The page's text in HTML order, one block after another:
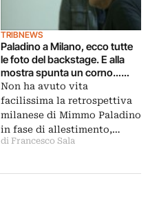
TRIBNEWS
Paladino a Milano, ecco tutte
le foto del backstage. E alla
mostra spunta un corno…
rubato!
Non ha avuto vita
facilissima la retrospettiva
milanese di Mimmo Paladino
in fase di allestimento,…
di Francesco Sala